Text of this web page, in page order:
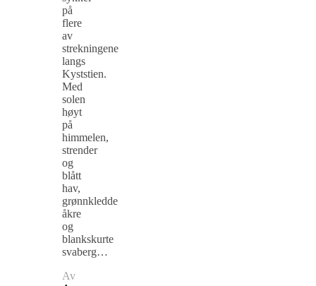
på
flere
av
strekningene
langs
Kyststien.
Med
solen
høyt
på
himmelen,
strender
og
blått
hav,
grønnkledde
åkre
og
blankskurte
svaberg…
Av